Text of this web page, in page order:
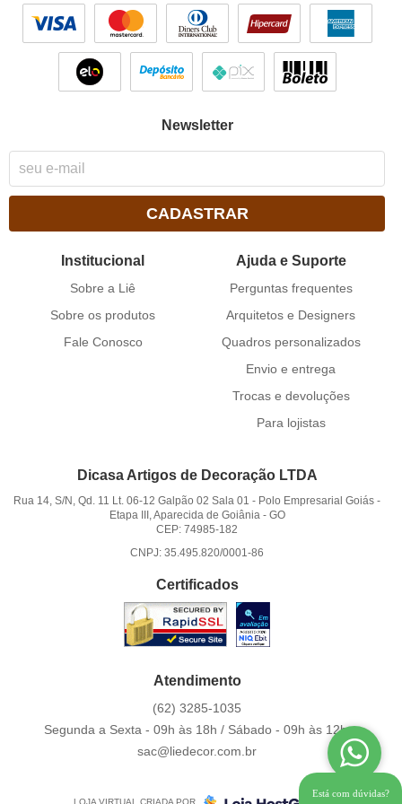
Newsletter
CADASTRAR
Institucional
Sobre a Liê
Sobre os produtos
Fale Conosco
Ajuda e Suporte
Perguntas frequentes
Arquitetos e Designers
Quadros personalizados
Envio e entrega
Trocas e devoluções
Para lojistas
Dicasa Artigos de Decoração LTDA
Rua 14, S/N, Qd. 11 Lt. 06-12 Galpão 02 Sala 01 - Polo Empresarial Goiás -
Etapa III, Aparecida de Goiânia- GO
CEP: 74985-182
CNPJ: 35.495.820/0001-86
Certificados
Atendimento
(62) 3285-1035
Segunda a Sexta - 09h às 18h / Sábado - 09h às 12h.
sac@liedecor.com.br
LOJA VIRTUAL CRIADA POR
Está com dúvidas?